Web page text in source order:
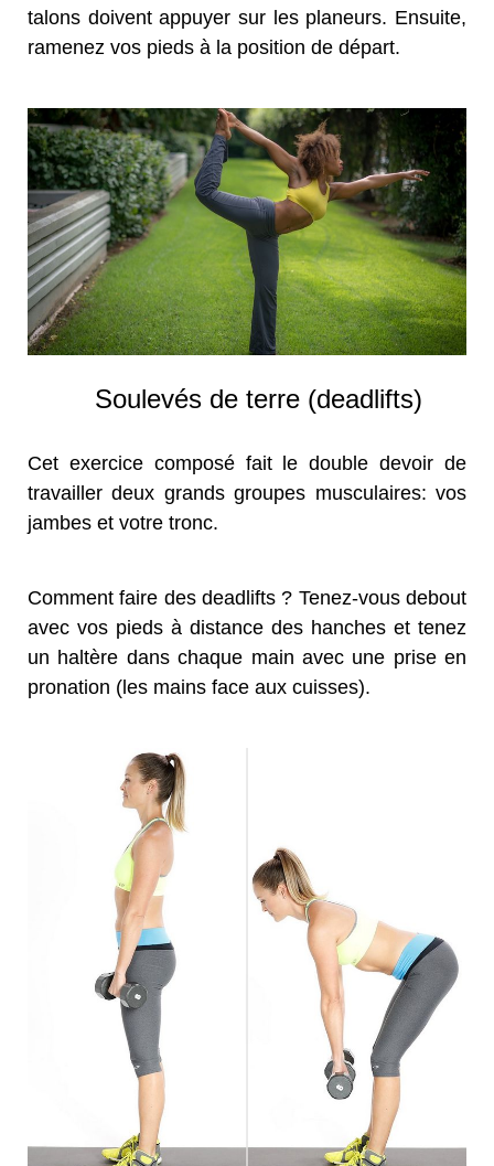
talons doivent appuyer sur les planeurs. Ensuite,
ramenez vos pieds à la position de départ.
Soulevés de terre (deadlifts)
Cet exercice composé fait le double devoir de
travailler deux grands groupes musculaires: vos
jambes et votre tronc.
Comment faire des deadlifts ? Tenez-vous debout
avec vos pieds à distance des hanches et tenez
un haltère dans chaque main avec une prise en
pronation (les mains face aux cuisses).